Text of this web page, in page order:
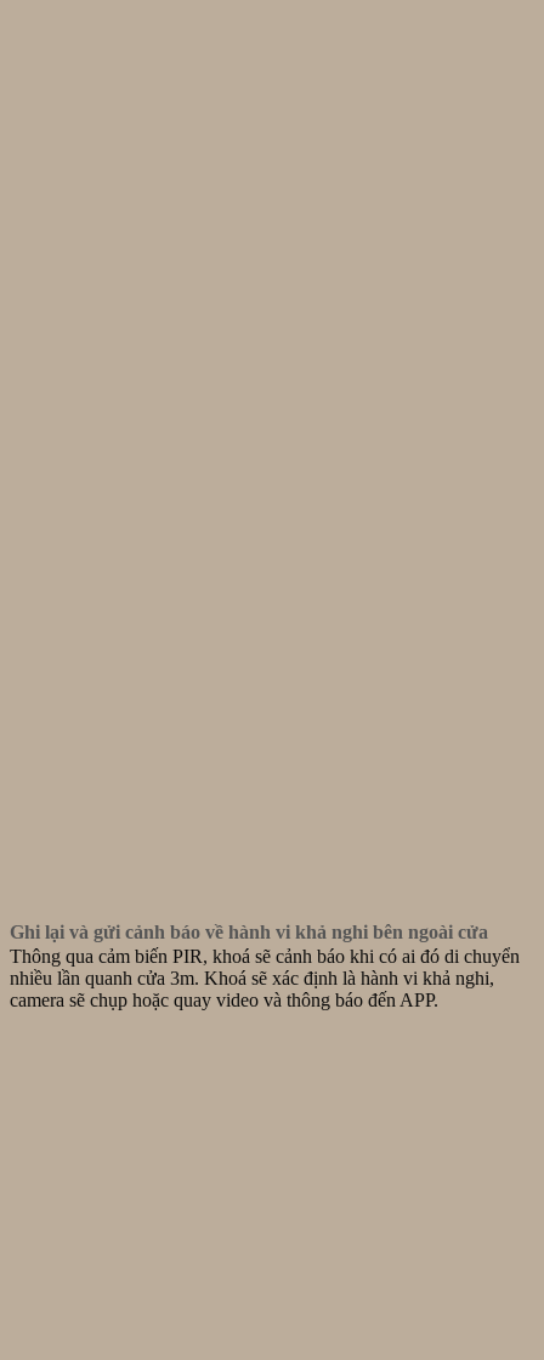
Ghi lại và gửi cảnh báo về hành vi khả nghi bên ngoài cửa
Thông qua cảm biến PIR, khoá sẽ cảnh báo khi có ai đó di chuyển
nhiều lần quanh cửa 3m. Khoá sẽ xác định là hành vi khả nghi,
camera sẽ chụp hoặc quay video và thông báo đến APP.